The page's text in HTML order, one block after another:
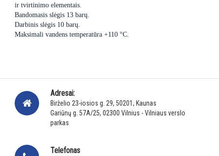
ir tvirtinimo elementais.
Bandomasis slėgis 13 barų.
Darbinis slėgis 10 barų.
Maksimali vandens temperatūra +110 °C.
Adresai:
Birželio 23-iosios g. 29, 50201, Kaunas
Gariūnų g. 57A/25, 02300 Vilnius - Vilniaus verslo
parkas
Telefonas